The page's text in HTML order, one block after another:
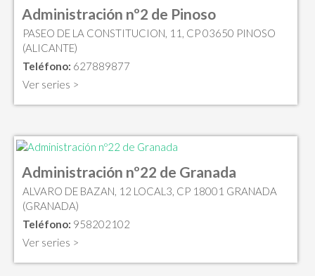
Administración nº2 de Pinoso
PASEO DE LA CONSTITUCION, 11, CP 03650 PINOSO
(ALICANTE)
Teléfono: 627889877
Ver series >
Administración nº22 de Granada
ALVARO DE BAZAN, 12 LOCAL3, CP 18001 GRANADA
(GRANADA)
Teléfono: 958202102
Ver series >